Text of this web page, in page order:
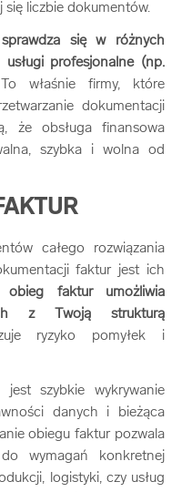
się liczbie dokumentów.
się w różnych
profesjonalne (np.
To właśnie firmy, które
dokumentacji
że obsługa finansowa
szybka i wolna od
całego rozwiązania
faktur jest ich
obieg faktur umożliwia
z Twoją strukturą
ryzyko pomyłek i
jest szybkie wykrywanie
danych i bieżąca
obiegu faktur pozwala
wymagań konkretnej
logistyki, czy usług